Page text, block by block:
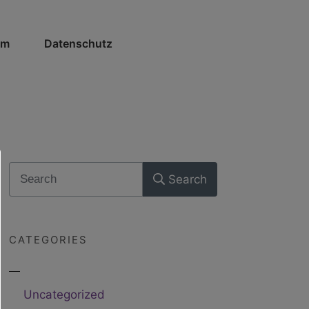
Datenschutz
Search
CATEGORIES
Uncategorized